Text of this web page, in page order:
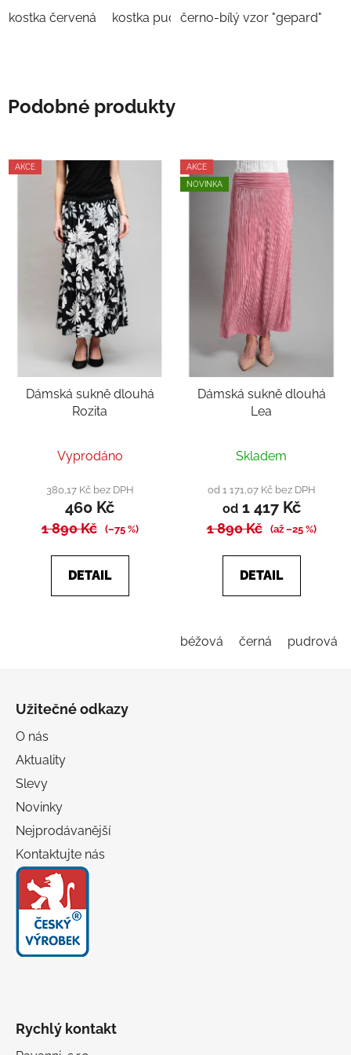
kostka červená kostka pudrováčerno-bílý vzor "gepard"
Podobné produkty
AKCE
Dámská sukně dlouhá
Rozita
Vyprodáno
380,17 Kč bez DPH
460 Kč
1 890 Kč (–75 %)
DETAIL
AKCE
NOVINKA
Dámská sukně dlouhá
Lea
hodnocení
produktu
je
4,0
5
Skladem
od 1 171,07 Kč bez DPH
od1 417 Kč
1 890 Kč (až –25 %)
DETAIL
béžová černá pudrová
Užitečné odkazy
O nás
Aktuality
Slevy
Novinky
Nejprodávanější
Kontaktujte nás
Rychlý kontakt